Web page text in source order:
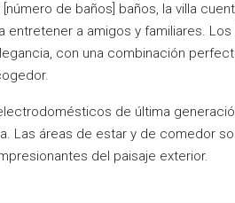
de baños] baños, la villa
entretener a amigos y familiares.
con una combinación
de última
Las áreas de estar y de comedor
del paisaje exterior.